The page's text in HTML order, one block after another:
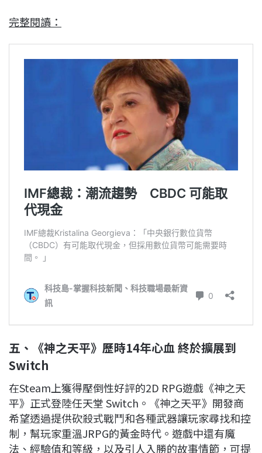
完整閱讀：
五、《神之天平》歷時14年心血 終於擴展到
Switch
在Steam上獲得壓倒性好評的2D RPG遊戲《神之天
平》正式登陸任天堂 Switch。《神之天平》開發商
希望透過提供砍殺式戰鬥和各種武器讓玩家尋找和控
制，幫玩家重溫JRPG的黃金時代。遊戲中還有魔
法、經驗值和等級，以及引人入勝的故事情節，可提